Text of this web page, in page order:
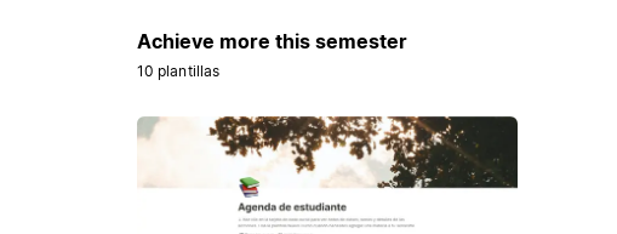
Achieve more this semester
10 plantillas